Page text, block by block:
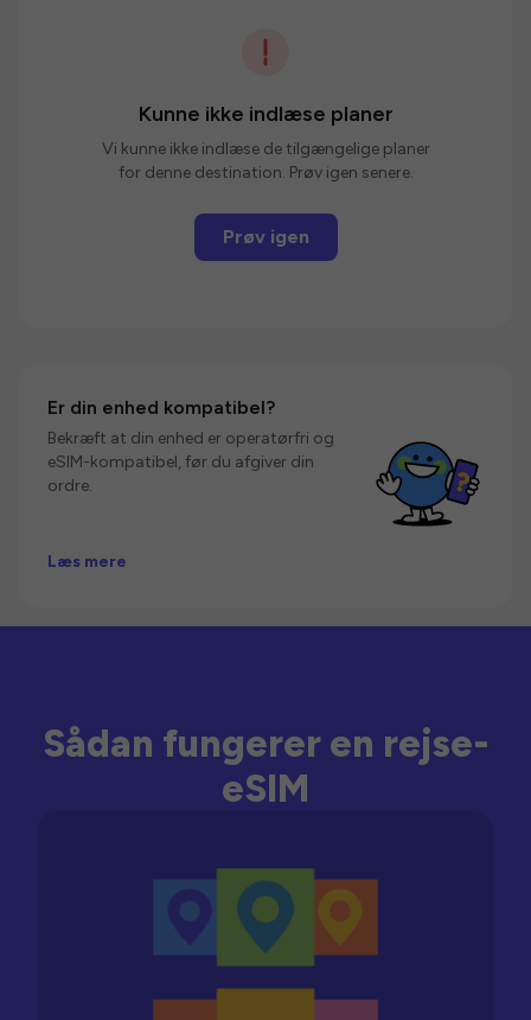
Kunne ikke indlæse planer
Vi kunne ikke indlæse de tilgængelige planer
for denne destination. Prøv igen senere.
Prøv igen
Er din enhed kompatibel?
Bekræft at din enhed er operatørfri og
eSIM-kompatibel, før du afgiver din
ordre.
Læs mere
Sådan fungerer en rejse-
eSIM